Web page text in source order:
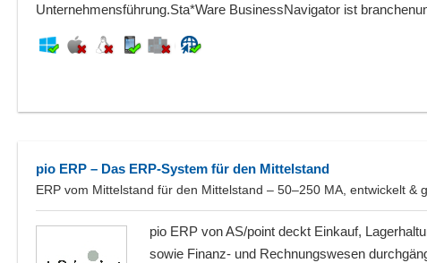
Unternehmensführung.Sta*Ware BusinessNavigator ist
pio ERP – Das ERP-System für den Mittelstand
ERP vom Mittelstand für den Mittelstand – 50–250 MA, entwickelt &
pio ERP von AS/point deckt Einkauf,
sowie Finanz- und Rechnungswesen